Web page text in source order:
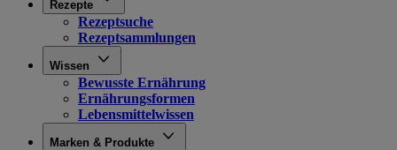
Rezepte
Rezeptsuche
Rezeptsammlungen
Wissen
Bewusste Ernährung
Ernährungsformen
Lebensmittelwissen
Marken & Produkte